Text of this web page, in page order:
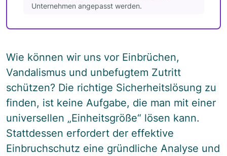
Unternehmen angepasst werden.
Wie können wir uns vor Einbrüchen,
Vandalismus und unbefugtem Zutritt
schützen? Die richtige Sicherheitslösung zu
finden, ist keine Aufgabe, die man mit einer
universellen „Einheitsgröße“ lösen kann.
Stattdessen erfordert der effektive
Einbruchschutz eine gründliche Analyse und